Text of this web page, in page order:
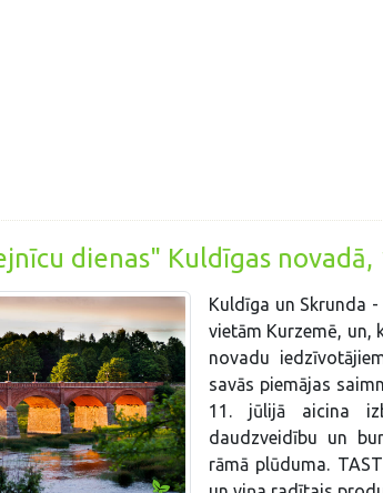
dienas" Kuldīgas novadā,
Kuldīga un Skrunda
vietām Kurzemē, un,
novadu
savās piemājas
11. jūlijā aicina
daudzveidību un
rāmā plūduma.